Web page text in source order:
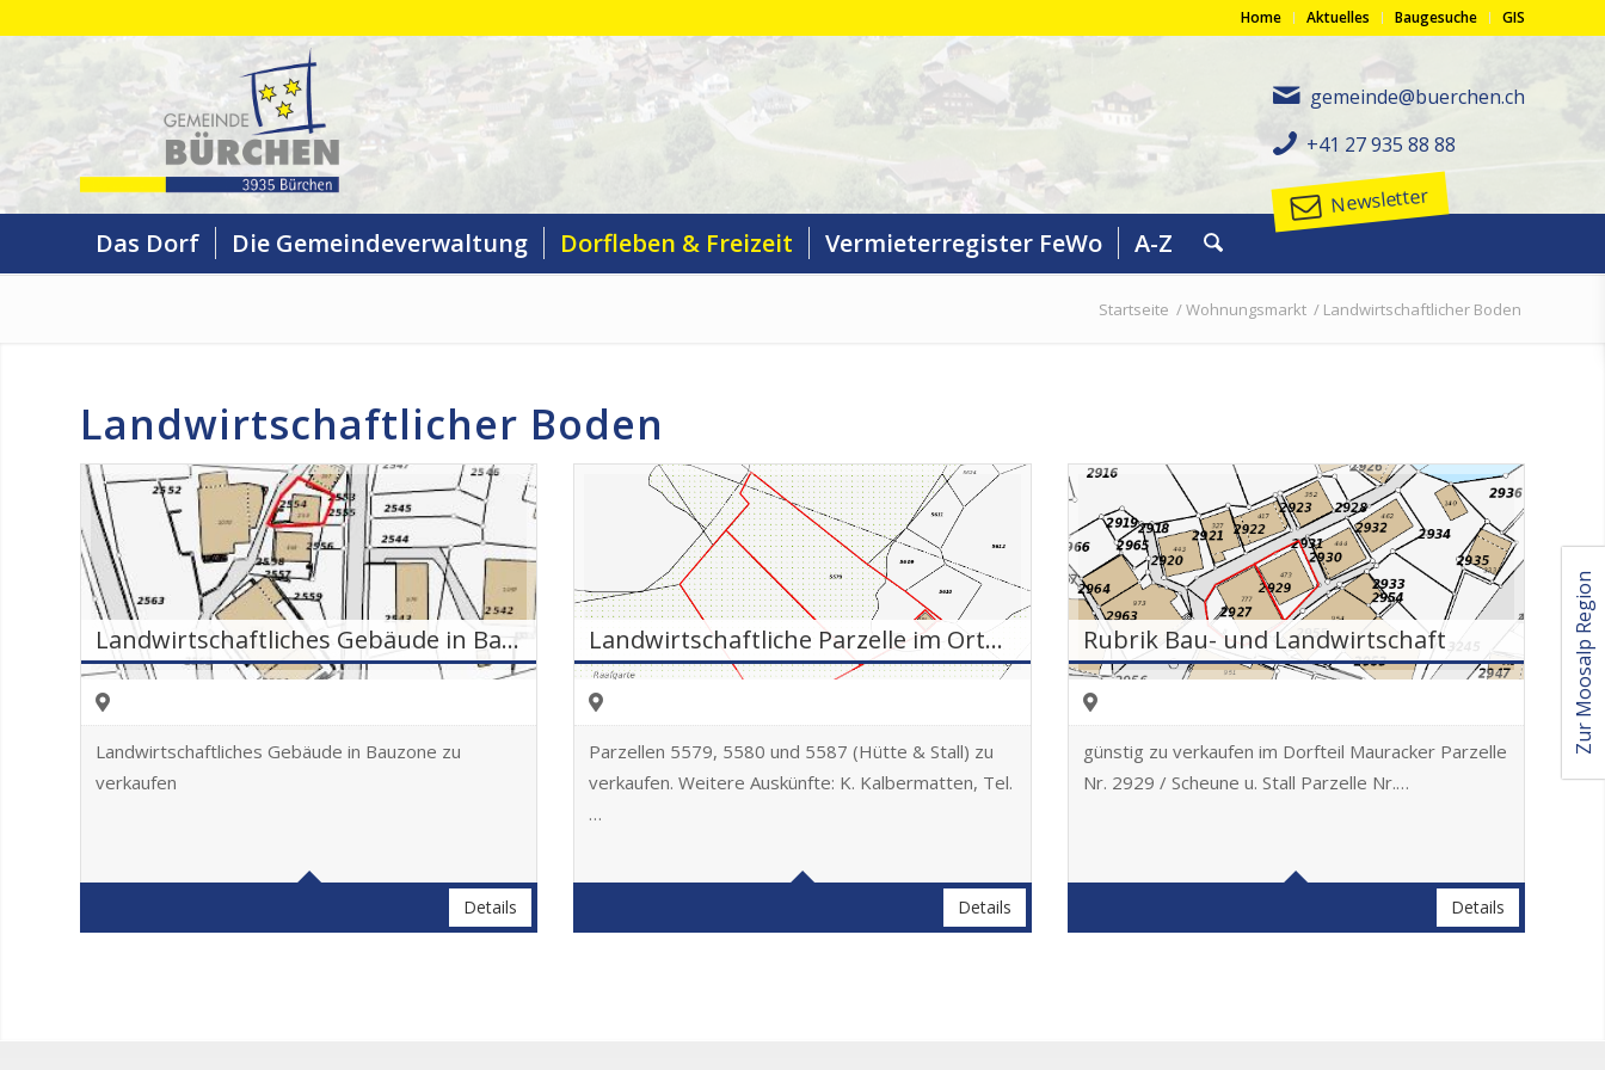
Home Aktuelles Baugesuche GIS
gemeinde@buerchen.ch
+41 27 935 88 88
Newsletter
Das Dorf Die Gemeindeverwaltung Dorfleben & Freizeit Vermieterregister FeWo A-Z
Startseite /Wohnungsmarkt / Landwirtschaftlicher Boden
Landwirtschaftlicher Boden
Landwirtschaftliches Gebäude in Bauzone zu verkaufen
Landwirtschaftliches Gebäude in Bauzone zu
verkaufen
Details
Landwirtschaftliche Parzelle im Orte genannt Raafgarte
Parzellen 5579, 5580 und 5587 (Hütte & Stall) zu
verkaufen. Weitere Auskünfte: K. Kalbermatten, Tel.
…
Details
Rubrik Bau- und Landwirtschaft
günstig zu verkaufen im Dorfteil Mauracker Parzelle
Nr. 2929 / Scheune u. Stall Parzelle Nr.…
Details
Zur Moosalp Region